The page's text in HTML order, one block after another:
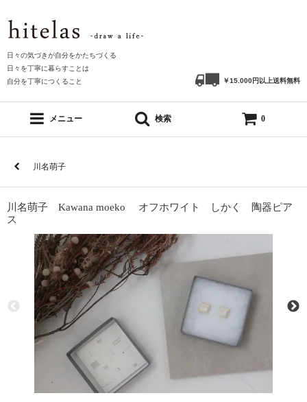
日々の気づきが自分をかたちづくる
日々を丁寧に暮らすことは
自分を丁寧につくること
￥15.000円以上送料無料
メニュー 検索 0
川名萌子
川名萌子 Kawana moeko オフホワイト しかく 陶器ピア
ス